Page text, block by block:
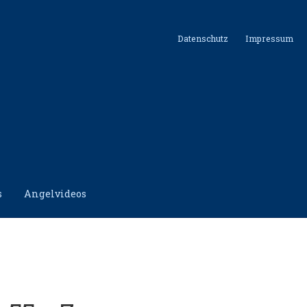
Datenschutz Impressum
Angelvideos